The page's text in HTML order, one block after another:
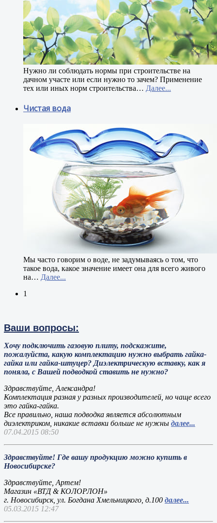
Нужно ли соблюдать нормы при строительстве на
дачном участе или если нужно то зачем? Применение
тех или иных норм строительства… Далее...
Чистая вода
Мы часто говорим о воде, не задумываясь о том, что
такое вода, какое значение имеет она для всего живого
на… Далее...
1
Ваши вопросы:
Хочу подключить газовую плиту, подскажите,
пожалуйста, какую комплектацию нужно выбрать гайка-
гайка или гайка-штуцер? Диэлектрическую вставку, как я
поняла, с Вашей подводкой ставить не нужно?
Здравствуйте, Александра!
Комплектация разная у разных производителей, но чаще всего
это гайка-гайка.
Все правильно, наша подводка является абсолютным
диэлектриком, никакие вставки больше не нужны далее...
07.04.2015 08:50
Здравствуйте! Где вашу продукцию можно купить в
Новосибирске?
Здравствуйте, Артем!
Магазин «ВТД & КОЛОРЛОН»
г. Новосибирск, ул. Богдана Хмельницкого, д.100 далее...
05.03.2015 12:47